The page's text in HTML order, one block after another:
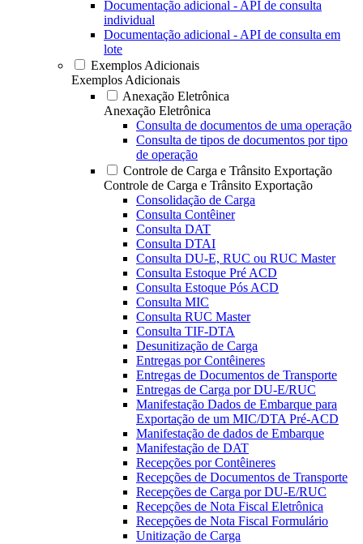
Documentação adicional - API de consulta
individual
Documentação adicional - API de consulta em
lote
Exemplos Adicionais
Exemplos Adicionais
Anexação Eletrônica
Anexação Eletrônica
Consulta de documentos de uma operação
Consulta de tipos de documentos por tipo
de operação
Controle de Carga e Trânsito Exportação
Controle de Carga e Trânsito Exportação
Consolidação de Carga
Consulta Contêiner
Consulta DAT
Consulta DTAI
Consulta DU-E, RUC ou RUC Master
Consulta Estoque Pré ACD
Consulta Estoque Pós ACD
Consulta MIC
Consulta RUC Master
Consulta TIF-DTA
Desunitização de Carga
Entregas por Contêineres
Entregas de Documentos de Transporte
Entregas de Carga por DU-E/RUC
Manifestação Dados de Embarque para
Exportação de um MIC/DTA Pré-ACD
Manifestação de dados de Embarque
Manifestação de DAT
Recepções por Contêineres
Recepções de Documentos de Transporte
Recepções de Carga por DU-E/RUC
Recepções de Nota Fiscal Eletrônica
Recepções de Nota Fiscal Formulário
Unitização de Carga